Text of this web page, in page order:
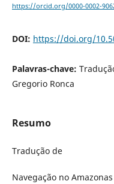
https://orcid.org/0000-0002-
DOI: https://doi.org/
Palavras-chave:
Gregorio Ronca
Resumo
Tradução de
Navegação no